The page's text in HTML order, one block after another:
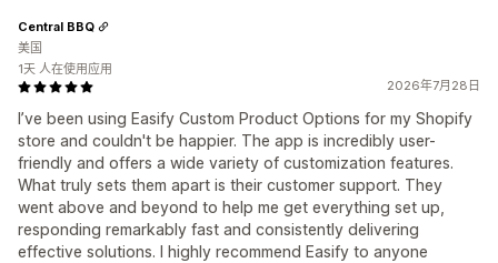
2026年7月28日
I’ve been using Easify Custom Product Options for my Shopify
store and couldn't be happier. The app is incredibly user-
friendly and offers a wide variety of customization features.
What truly sets them apart is their customer support. They
went above and beyond to help me get everything set up,
responding remarkably fast and consistently delivering
effective solutions. I highly recommend Easify to anyone
Central BBQ
美国
1天 人在使用应用